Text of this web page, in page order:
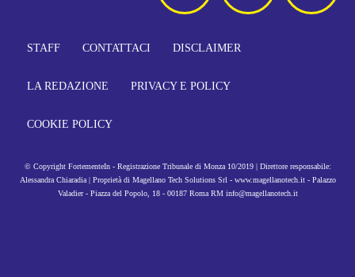
STAFF CONTATTACI DISCLAIMER
LA REDAZIONE PRIVACY E POLICY
COOKIE POLICY
© Copyright FortementeIn - Registrazione Tribunale di Monza 10/2019 | Direttore responsabile:
Alessandra Chiaradia | Proprietà di Magellano Tech Solutions Srl - www.magellanotech.it - Palazzo
Valadier - Piazza del Popolo, 18 - 00187 Roma RM info@magellanotech.it